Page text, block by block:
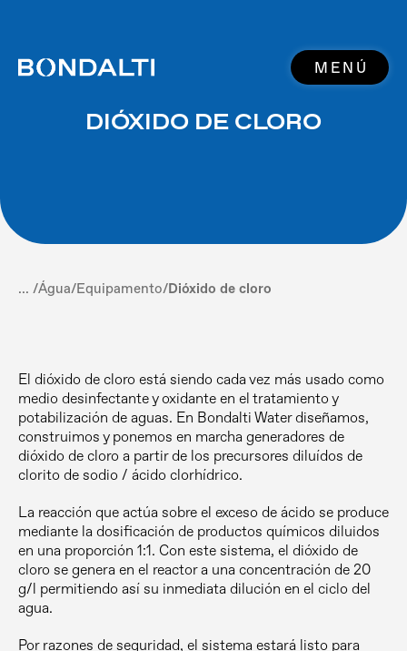
MENÚ
DIÓXIDO DE CLORO
... /Água/Equipamento/Dióxido de cloro
El dióxido de cloro está siendo cada vez más usado como
medio desinfectante y oxidante en el tratamiento y
potabilización de aguas. En Bondalti Water diseñamos,
construimos y ponemos en marcha generadores de
dióxido de cloro a partir de los precursores diluídos de
clorito de sodio / ácido clorhídrico.
La reacción que actúa sobre el exceso de ácido se produce
mediante la dosificación de productos químicos diluidos
en una proporción 1:1. Con este sistema, el dióxido de
cloro se genera en el reactor a una concentración de 20
g/l permitiendo así su inmediata dilución en el ciclo del
agua.
Por razones de seguridad, el sistema estará listo para